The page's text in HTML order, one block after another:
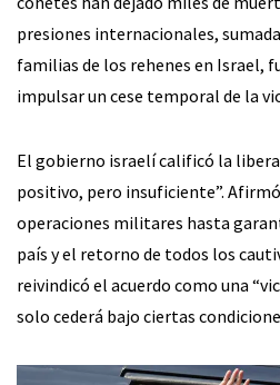
presiones internacionales,
familias de los rehenes en Israel,
impulsar un cese temporal de la
El gobierno israelí calificó la
positivo, pero insuficiente”.
operaciones militares hasta
país y el retorno de todos los
reivindicó el acuerdo como una
solo cederá bajo ciertas